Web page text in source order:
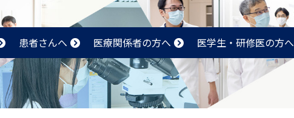
患者さんへ 医療関係者の方へ 医学生・研修医の方へ